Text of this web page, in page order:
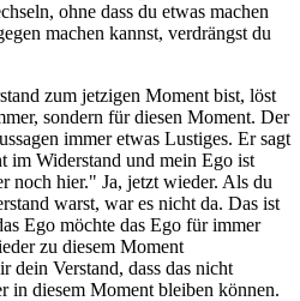
ohne dass du etwas machen
machen kannst, verdrängst du
zum jetzigen Moment bist, löst
sondern für diesen Moment. Der
immer etwas Lustiges. Er sagt
im Widerstand und mein Ego ist
noch hier." Ja, jetzt wieder. Als du
warst, war es nicht da. Das ist
Ego möchte das Ego für immer
zu diesem Moment
dein Verstand, dass das nicht
in diesem Moment bleiben können.